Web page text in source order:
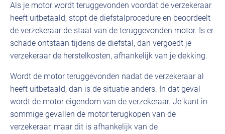
Als je motor wordt teruggevonden voordat de verzekeraar
heeft uitbetaald, stopt de diefstalprocedure en beoordeelt
de verzekeraar de staat van de teruggevonden motor. Is er
schade ontstaan tijdens de diefstal, dan vergoedt je
verzekeraar de herstelkosten, afhankelijk van je dekking.
Wordt de motor teruggevonden nadat de verzekeraar al
heeft uitbetaald, dan is de situatie anders. In dat geval
wordt de motor eigendom van de verzekeraar. Je kunt in
sommige gevallen de motor terugkopen van de
verzekeraar, maar dit is afhankelijk van de